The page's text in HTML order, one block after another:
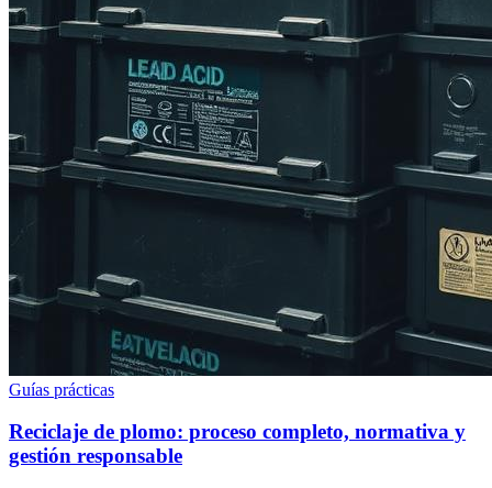
Guías prácticas
Reciclaje de plomo: proceso completo, normativa y
gestión responsable